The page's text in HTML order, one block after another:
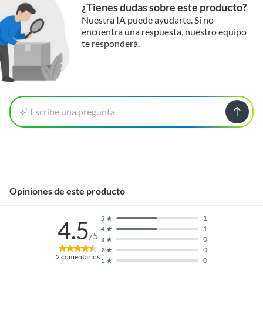
¿Tienes dudas sobre este producto?
Nuestra IA puede ayudarte. Si no
encuentra una respuesta, nuestro equipo
te responderá.
Escribe una pregunta
Opiniones de este producto
4.5/5
2comentarios 1 0
2 0
3 0
4 1
5 1